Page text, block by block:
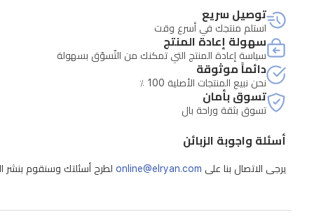
أي إصلاحات خارجية أو لدى جهات غير معتمدة تلغي حق الاستبدال.
توصيل سريع
استلم منتجك في أسرع وقت
سهولة إعادة المنتج
سياسة إعادة المنتج التي تمكنك من التّسوّق بسهولة
دائماً موثوقة
نحن نبيع المنتجات الأصلية 100 ٪
تسوق بأمان
تسوق بثقة وراحة بال
أسئلة واجوبة الزبائن
يرجى الاتصال بنا على online@elryan.com لطرح أسئلتك وسنقوم بنشر